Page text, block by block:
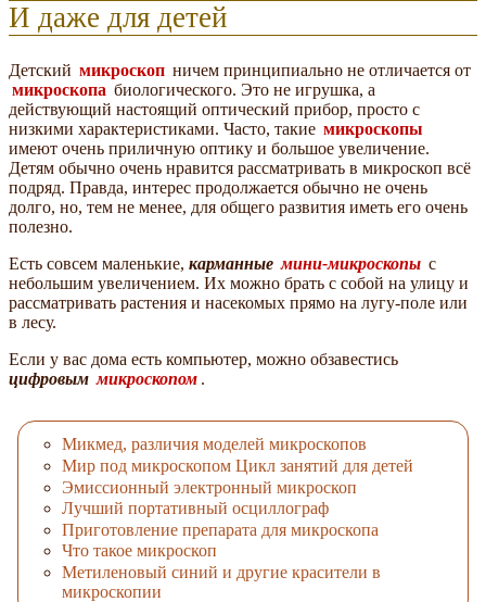
И даже для детей
Детский микроскоп ничем принципиально не отличается от
микроскопа биологического. Это не игрушка, а
действующий настоящий оптический прибор, просто с
низкими характеристиками. Часто, такие микроскопы
имеют очень приличную оптику и большое увеличение.
Детям обычно очень нравится рассматривать в микроскоп всё
подряд. Правда, интерес продолжается обычно не очень
долго, но, тем не менее, для общего развития иметь его очень
полезно.
Есть совсем маленькие, карманные мини-микроскопы с
небольшим увеличением. Их можно брать с собой на улицу и
рассматривать растения и насекомых прямо на лугу-поле или
в лесу.
Если у вас дома есть компьютер, можно обзавестись
цифровым микроскопом .
Микмед, различия моделей микроскопов
Мир под микроскопом Цикл занятий для детей
Эмиссионный электронный микроскоп
Лучший портативный осциллограф
Приготовление препарата для микроскопа
Что такое микроскоп
Метиленовый синий и другие красители в
микроскопии